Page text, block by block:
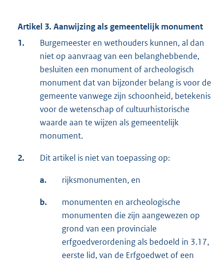
Artikel 3. Aanwijzing als gemeentelijk monument
1.
Burgemeester en wethouders kunnen, al dan
niet op aanvraag van een belanghebbende,
besluiten een monument of archeologisch
monument dat van bijzonder belang is voor de
gemeente vanwege zijn schoonheid, betekenis
voor de wetenschap of cultuurhistorische
waarde aan te wijzen als gemeentelijk
monument.
2. Dit artikel is niet van toepassing op:
a. rijksmonumenten, en
b.
monumenten en archeologische
monumenten die zijn aangewezen op
grond van een provinciale
erfgoedverordening als bedoeld in 3.17,
eerste lid, van de Erfgoedwet of een